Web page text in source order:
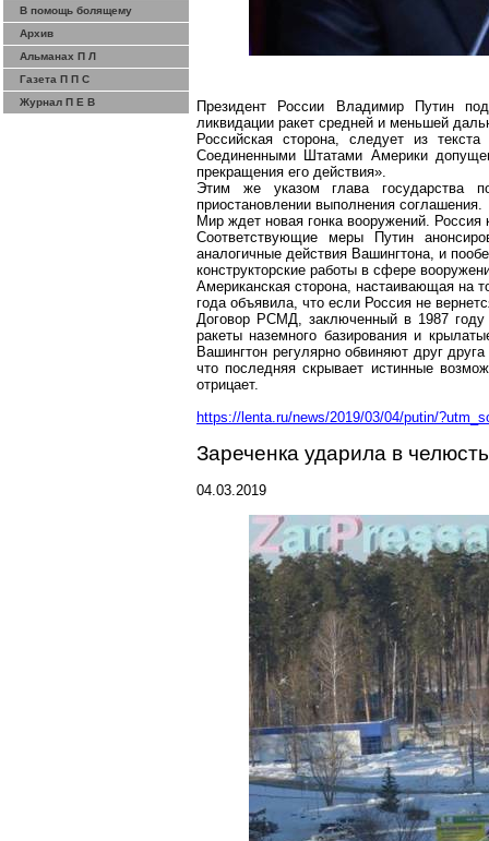
В помощь болящему
Архив
Альманах П Л
Газета П П С
Журнал П Е В
Президент России Владимир Путин
ликвидации ракет средней и меньшей
Российская сторона, следует из
Соединенными Штатами Америки
прекращения его действия».
Этим же указом глава государства
приостановлении выполнения соглашения.
Мир ждет новая гонка вооружений. Россия
Соответствующие меры Путин
аналогичные действия Вашингтона, и
конструкторские работы в сфере
Американская сторона, настаивающая на
года объявила, что если Россия не
Договор РСМД, заключенный в 1987
ракеты наземного базирования и
Вашингтон регулярно обвиняют друг
чтопоследняя скрывает истинные
отрицает.
https://lenta.ru/news/2019/03/04/putin/
Зареченка ударила в
04.03.2019